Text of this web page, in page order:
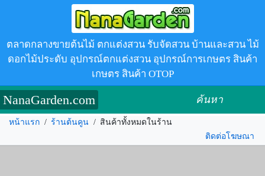
ตลาดกลางขายต้นไม้ ตกแต่งสวน รับจัดสวน บ้านและสวน ไม้
ดอกไม้ประดับ อุปกรณ์ตกแต่งสวน อุปกรณ์การเกษตร สินค้า
เกษตร สินค้า OTOP
NanaGarden.com ค้นหา
หน้าแรก / ร้านต้นคูน / สินค้าทั้งหมดในร้าน
ติดต่อโฆษณา